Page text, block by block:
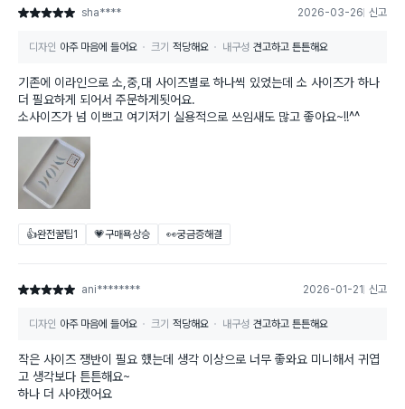
별점 5점 sha**** 2026-03-26 신고
디자인 아주 마음에 들어요 크기 적당해요 내구성 견고하고 튼튼해요
기존에 이라인으로 소,중,대 사이즈별로 하나씩 있었는데 소 사이즈가 하나
더 필요하게 되어서 주문하게됫어요.
소사이즈가 넘 이쁘고 여기저기 실용적으로 쓰임새도 많고 좋아요~!!^^
👍완전꿀팁1 💗구매욕상승 👀궁금증해결
별점 5점 ani******** 2026-01-21 신고
디자인 아주 마음에 들어요 크기 적당해요 내구성 견고하고 튼튼해요
작은 사이즈 쟁반이 필요 했는데 생각 이상으로 너무 좋와요 미니해서 귀엽
고 생각보다 튼튼해요~
하나 더 사야겠어요